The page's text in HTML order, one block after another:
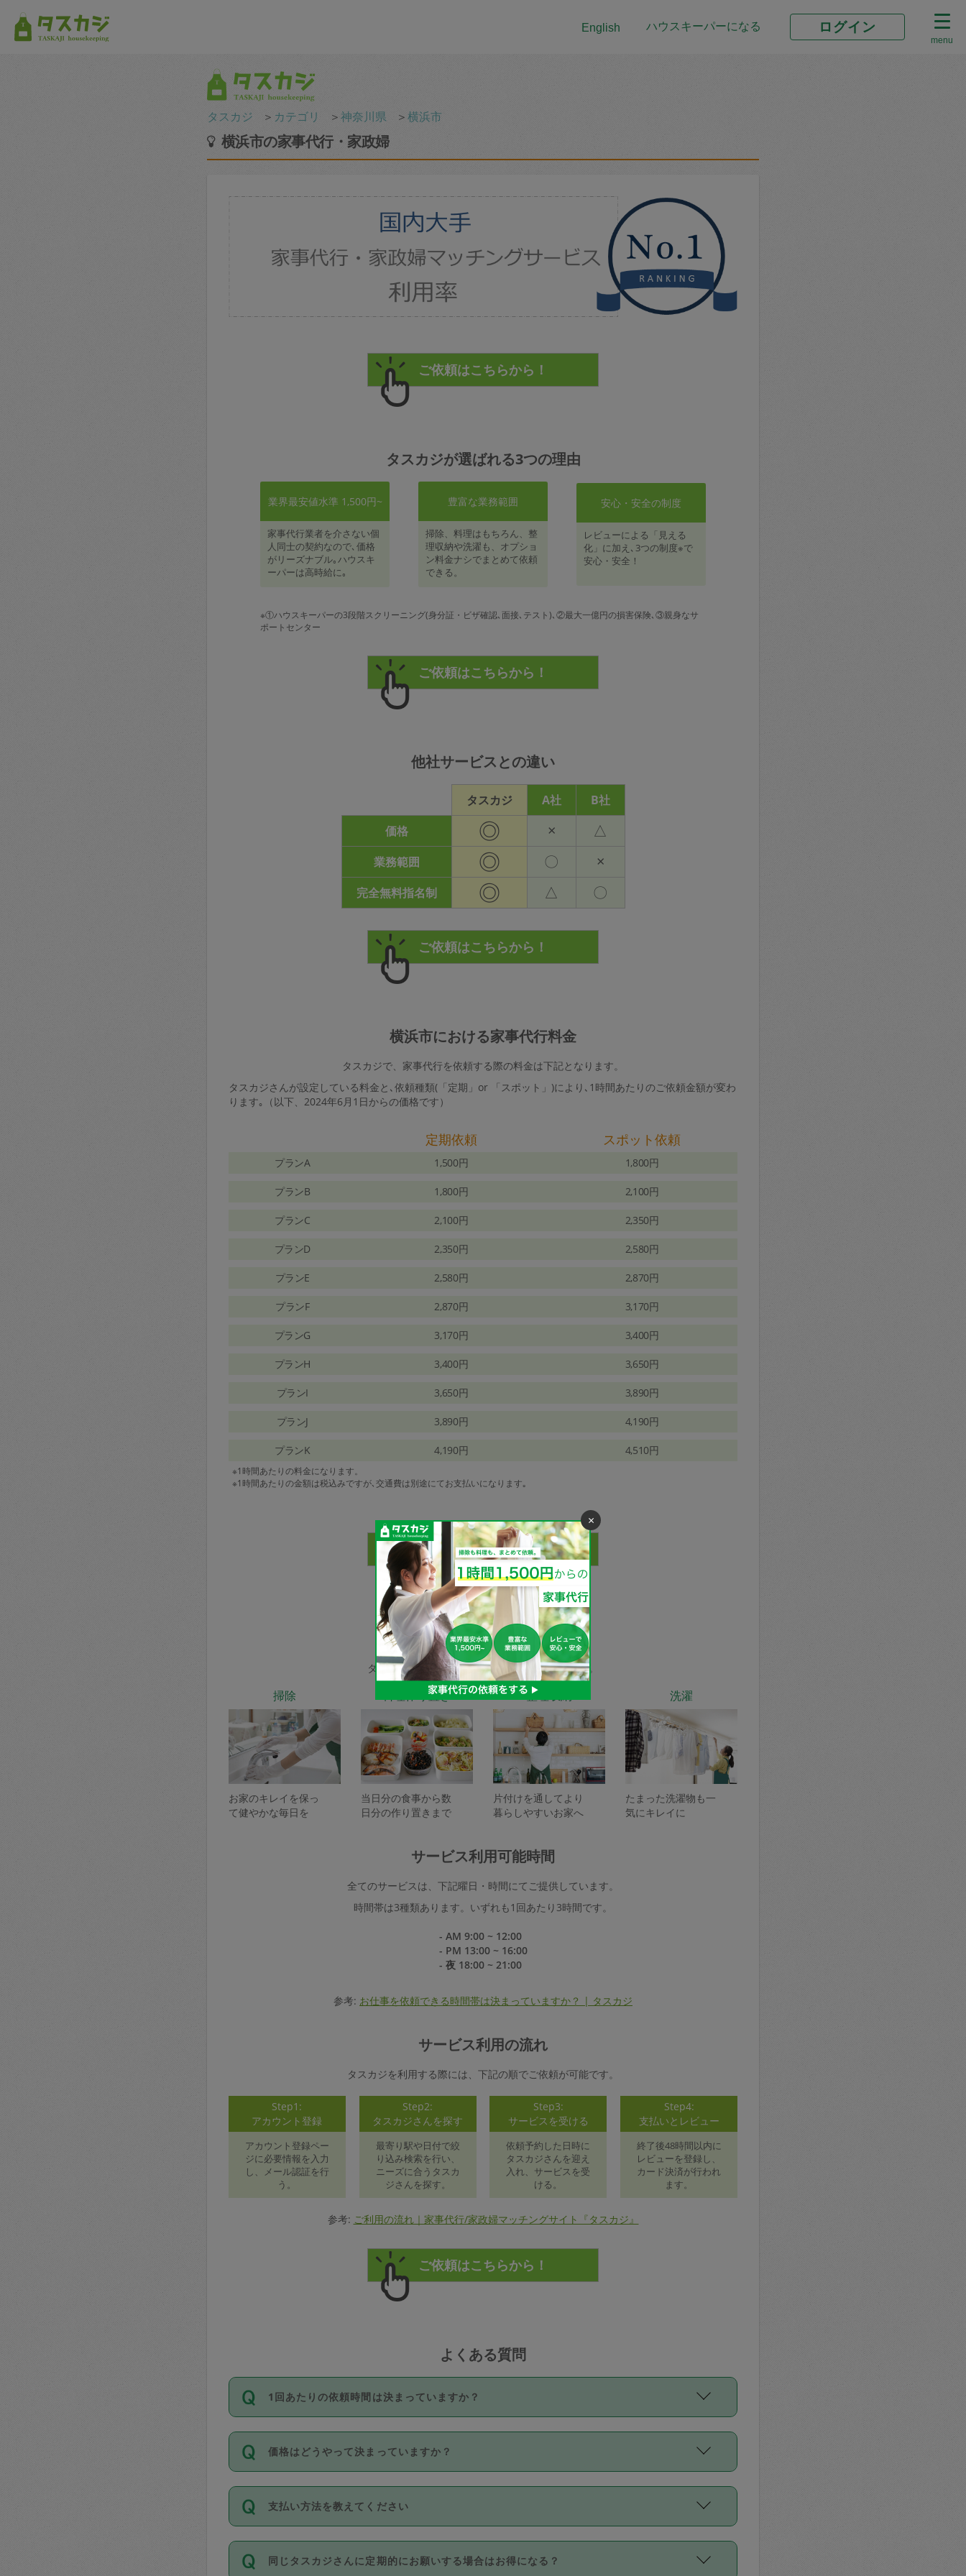
English ハウスキーパーになる ログイン
menu
タスカジ ＞ カテゴリ ＞神奈川県 ＞横浜市
横浜市の家事代行・家政婦
タスカジが選ばれる3つの理由
業界最安値水準 1,500円~
家事代行業者を介さない個
人同士の契約なので､価格
がリーズナブル｡ハウスキ
ーパーは高時給に｡
豊富な業務範囲
掃除、料理はもちろん、整
理収納や洗濯も、オプショ
ン料金ナシでまとめて依頼
できる。
安心・安全の制度
レビューによる「見える
化」に加え､3つの制度※で
安心・安全！
※①ハウスキーパーの3段階スクリーニング(身分証・ビザ確認､面接､テスト)､②最大一億円の損害保険､③親身なサ
ポートセンター
他社サービスとの違い
タスカジ A社
B社
価格
◎ × △
業務範囲 ◎ 〇 ×
完全無料指名制 ◎ △ 〇
横浜市における家事代行料金
タスカジで、家事代行を依頼する際の料金は下記となります。
タスカジさんが設定している料金と､依頼種類(「定期」or 「スポット」)により､1時間あたりのご依頼金額が変わ
ります｡（以下、2024年6月1日からの価格です）
定期依頼 スポット依頼
プランA 1,500円 1,800円
プランB 1,800円 2,100円
プランC 2,100円 2,350円
プランD 2,350円 2,580円
プランE 2,580円 2,870円
プランF 2,870円 3,170円
プランG 3,170円 3,400円
プランH 3,400円 3,650円
プランI 3,650円 3,890円
プランJ 3,890円 4,190円
プランK 4,190円 4,510円
※1時間あたりの料金になります。
※1時間あたりの金額は税込みですが､交通費は別途にてお支払いになります｡
家事代行サービスの種類
タスカジで依頼できるサービスは下記となります。
掃除
お家のキレイを保っ
て健やかな毎日を
料理作り置き
当日分の食事から数
日分の作り置きまで
整理収納
片付けを通してより
暮らしやすいお家へ
洗濯
たまった洗濯物も一
気にキレイに
サービス利用可能時間
全てのサービスは、下記曜日・時間にてご提供しています。
時間帯は3種類あります。いずれも1回あたり3時間です。
- AM 9:00 ~ 12:00
- PM 13:00 ~ 16:00
- 夜 18:00 ~ 21:00
参考: お仕事を依頼できる時間帯は決まっていますか？ | タスカジ
サービス利用の流れ
タスカジを利用する際には、下記の順でご依頼が可能です。
Step1:
アカウント登録
アカウント登録ペー
ジに必要情報を入力
し、メール認証を行
う。
Step2:
タスカジさんを探す
最寄り駅や日付で絞
り込み検索を行い、
ニーズに合うタスカ
ジさんを探す。
Step3:
サービスを受ける
依頼予約した日時に
タスカジさんを迎え
入れ、サービスを受
ける。
Step4:
支払いとレビュー
終了後48時間以内に
レビューを登録し、
カード決済が行われ
ます。
参考: ご利用の流れ｜家事代行/家政婦マッチングサイト『タスカジ』
よくある質問
1回あたりの依頼時間は決まっていますか？
依頼1回につき3時間固定です。3時間を超えて依頼したい場合は、延長機能をご利用くださ
い。機能をご利用いただくには、タスカジさんに事前に相談し、合意の上事前申請すること
が必要です。なお、3時間を下回っても、値引き等はございません。
価格はどうやって決まっていますか？
11種類の価格帯の中からタスカジさん自身が価格を選んで設定しています。
タスカジさんの価格設定には最初は制限があり、レビュー件数、レビューの平均値、などで
除々に設定可能な最高額が上がっていく仕組みになっています。
支払い方法を教えてください
お支払方法はクレジットカード（Visa／Master／JCB／AMERICAN EXPRESS／Diners
Club）のみとなります。
同じタスカジさんに定期的にお願いする場合はお得になる？
×